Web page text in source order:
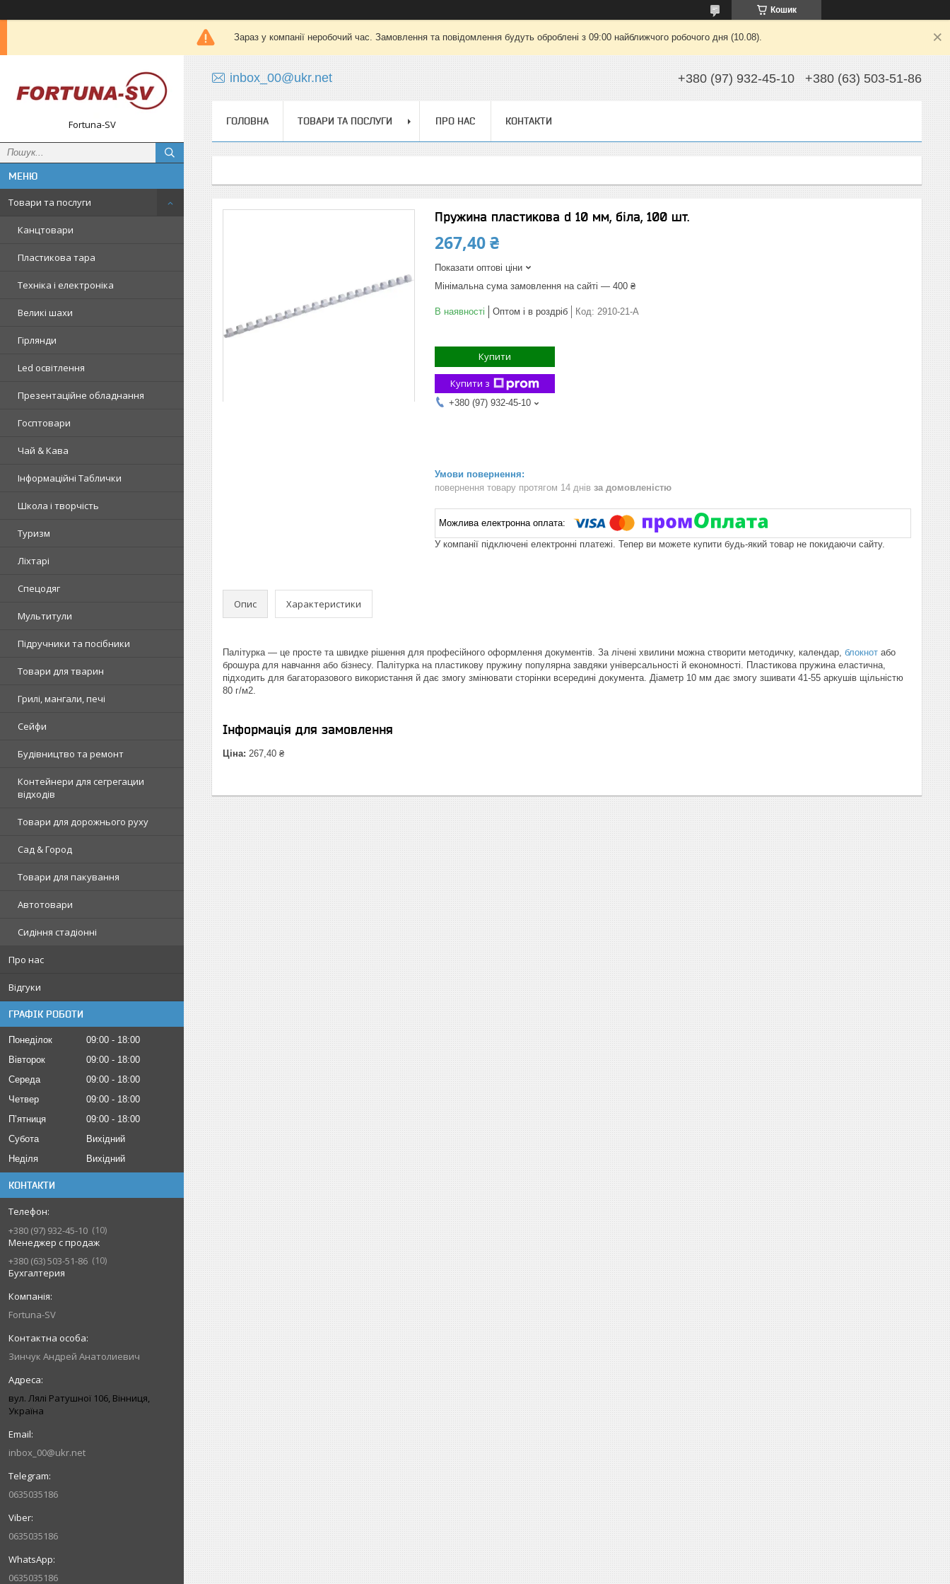
Кошик
Зараз у компанії неробочий час. Замовлення та повідомлення будуть оброблені з 09:00 найближчого робочого дня (10.08).
Fortuna-SV
Товари та послуги
Канцтовари
Пластикова тара
Техніка і електроніка
Великі шахи
Гірлянди
Led освітлення
Презентаційне обладнання
Госптовари
Чай & Кава
Інформаційні Таблички
Школа і творчість
Туризм
Ліхтарі
Спецодяг
Мультитули
Підручники та посібники
Товари для тварин
Грилі, мангали, печі
Сейфи
Будівництво та ремонт
Контейнери для сегрегации
відходів
Товари для дорожнього руху
Сад & Город
Товари для пакування
Автотовари
Сидіння стадіонні
Про нас
Відгуки
ГРАФІК РОБОТИ
Понеділок 09:00
18:00
Вівторок
09:00
18:00
Середа
09:00
18:00
Четвер
09:00
18:00
Пʼятниця
09:00
18:00
Субота
Вихідний
Неділя
Вихідний
КОНТАКТИ
+380 (97) 932-45-10
10
Менеджер с продаж
+380 (63) 503-51-86
10
Бухгалтерия
Fortuna-SV
Зинчук Андрей Анатолиевич
вул. Лялі Ратушної 106, Вінниця,
Україна
inbox_00@ukr.net
0635035186
0635035186
0635035186
inbox_00@ukr.net +380 (97) 932-45-10 +380 (63) 503-51-86
ГОЛОВНА ТОВАРИ ТА ПОСЛУГИ ПРО НАС КОНТАКТИ
Пружина пластикова d 10 мм, біла, 100 шт.
267,40 ₴
Показати оптові ціни
Мінімальна сума замовлення на сайті — 400 ₴
В наявності Оптом і в роздріб Код: 2910-21-A
Купити
Купити з
+380 (97) 932-45-10
повернення товару протягом 14 днів за домовленістю
У компанії підключені електронні платежі. Тепер ви можете купити будь-який товар не покидаючи сайту.
Опис Характеристики
Палітурка — це просте та швидке рішення для професійного оформлення документів. За лічені хвилини можна створити методичку, календар, блокнот або
брошура для навчання або бізнесу. Палітурка на пластикову пружину популярна завдяки універсальності й економності. Пластикова пружина еластична,
підходить для багаторазового використання й дає змогу змінювати сторінки всередині документа. Діаметр 10 мм дає змогу зшивати 41-55 аркушів щільністю
80 г/м2.
Інформація для замовлення
Ціна: 267,40 ₴